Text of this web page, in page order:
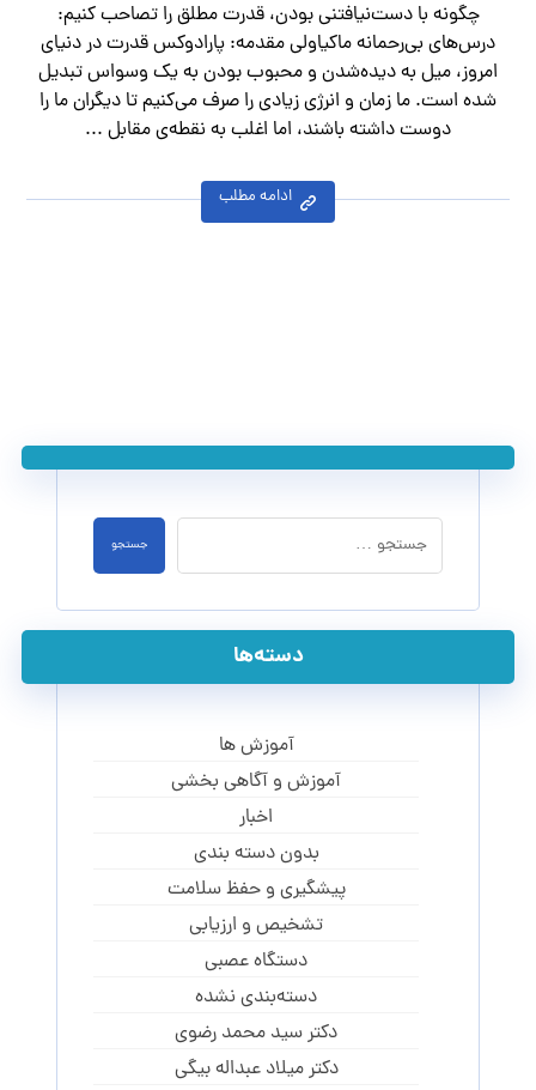
چگونه با دست‌نیافتنی بودن، قدرت مطلق را تصاحب کنیم:
درس‌های بی‌رحمانه ماکیاولی مقدمه: پارادوکس قدرت در دنیای
امروز، میل به دیده‌شدن و محبوب بودن به یک وسواس تبدیل
شده است. ما زمان و انرژی زیادی را صرف می‌کنیم تا دیگران ما را
دوست داشته باشند، اما اغلب به نقطه‌ی مقابل ...
ادامه مطلب
جستجو
دسته‌ها
آموزش ها
آموزش و آگاهی‌ بخشی
اخبار
بدون دسته بندی
پیشگیری و حفظ سلامت
تشخیص و ارزیابی
دستگاه عصبی
دسته‌بندی نشده
دکتر سید محمد رضوی
دکتر میلاد عبداله بیگی